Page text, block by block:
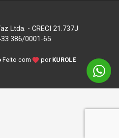
Ltda. - CRECI 21.737J
0001-65
Feito com por KUROLE